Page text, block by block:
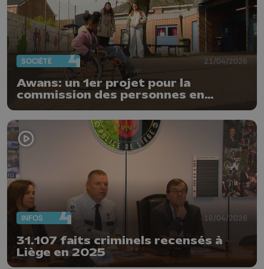
SOCIÉTÉ 21/04/2026
Awans: un 1er projet pour la
commission des personnes en
INFOS 16/04/2026
31.107 faits criminels recensés à
Liège en 2025